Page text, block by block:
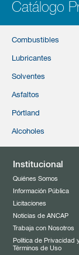
Catálogo
Combustibles
Lubricantes
Solventes
Asfaltos
Pórtland
Alcoholes
Institucional
Quiénes Somos
Información Pública
Licitaciones
Noticias de ANCAP
Trabaja con Nosotros
Política de Privacidad
Términos de Uso